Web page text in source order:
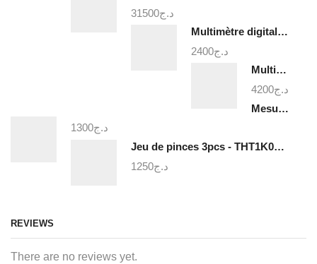
د.ج31500
Multimètre digital - TMT460012
د.ج2400
Multimètre digital 1000v - TMT47503
د.ج4200
Mesure triangulaire a niveau a bulle - TMT646003
د.ج1300
Jeu de pinces 3pcs - THT1K0311
د.ج1250
REVIEWS
There are no reviews yet.